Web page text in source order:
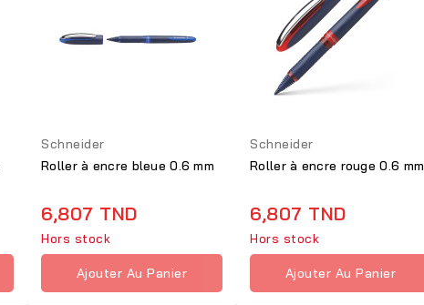
Schneider
Roller à encre bleue 0.6 mm
6,807 TND
Hors stock
Ajouter Au Panier
Schneider
Roller à encre rouge 0.6 mm
6,807 TND
Hors stock
Ajouter Au Panier